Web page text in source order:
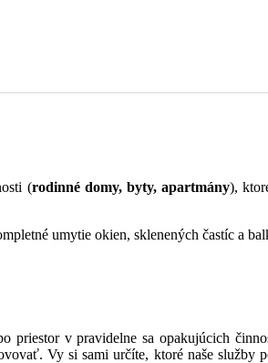
(rodinné domy, byty, apartmány),
umytie okien, sklenených častíc a
priestor v pravidelne sa opakujúcich
Vy si sami určíte, ktoré naše služby